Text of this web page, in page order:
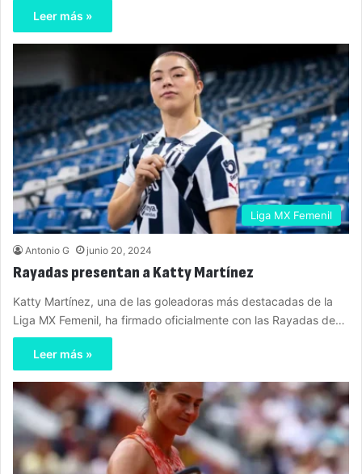
Leer más »
Liga MX Femenil
Antonio G junio 20, 2024
Rayadas presentan a Katty Martínez
Katty Martínez, una de las goleadoras más destacadas de la
Liga MX Femenil, ha firmado oficialmente con las Rayadas de…
Leer más »